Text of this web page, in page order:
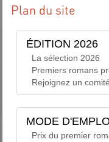
Plan du site
ÉDITION 2026
La sélection 2026
Premiers romans
Rejoignez un
MODE
Prix du premier